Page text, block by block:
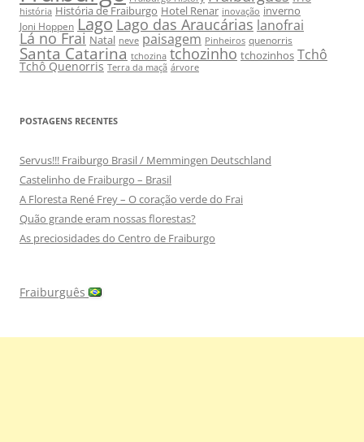
história História de Fraiburgo Hotel Renar inovação inverno
Joni Hoppen Lago Lago das Araucárias lanofrai
Lá no Frai Natal neve paisagem Pinheiros quenorris
Santa Catarina tchozina tchozinho tchozinhos Tchô
Tchô Quenorris Terra da maçã árvore
POSTAGENS RECENTES
Servus!!! Fraiburgo Brasil / Memmingen Deutschland
Castelinho de Fraiburgo – Brasil
A Floresta René Frey – O coração verde do Frai
Quão grande eram nossas florestas?
As preciosidades do Centro de Fraiburgo
Fraiburguês